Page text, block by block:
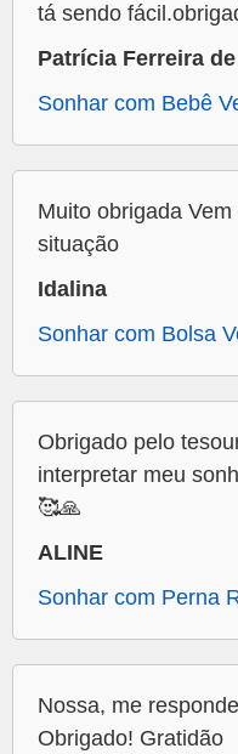
tá sendo
Patrícia Ferreira
Sonhar com Bebê
Muito obrigada
situação
Idalina
Sonhar com Bolsa
Obrigado pelo
interpretar meu
🥰🙏
ALINE
Sonhar com Perna
Nossa, me
Obrigado! Gratidão